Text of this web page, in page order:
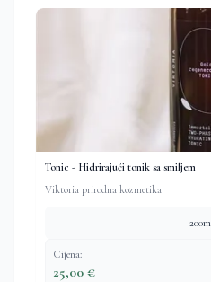
Tonic - Hidrirajući tonik sa smiljem
Viktoria prirodna kozmetika
Cijena:
25,00 €